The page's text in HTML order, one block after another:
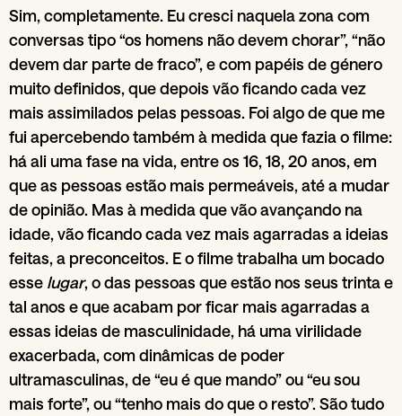
Sim, completamente. Eu cresci naquela zona com
conversas tipo “os homens não devem chorar”, “não
devem dar parte de fraco”, e com papéis de género
muito definidos, que depois vão ficando cada vez
mais assimilados pelas pessoas. Foi algo de que me
fui apercebendo também à medida que fazia o filme:
há ali uma fase na vida, entre os 16, 18, 20 anos, em
que as pessoas estão mais permeáveis, até a mudar
de opinião. Mas à medida que vão avançando na
idade, vão ficando cada vez mais agarradas a ideias
feitas, a preconceitos. E o filme trabalha um bocado
esse lugar, o das pessoas que estão nos seus trinta e
tal anos e que acabam por ficar mais agarradas a
essas ideias de masculinidade, há uma virilidade
exacerbada, com dinâmicas de poder
ultramasculinas, de “eu é que mando” ou “eu sou
mais forte”, ou “tenho mais do que o resto”. São tudo